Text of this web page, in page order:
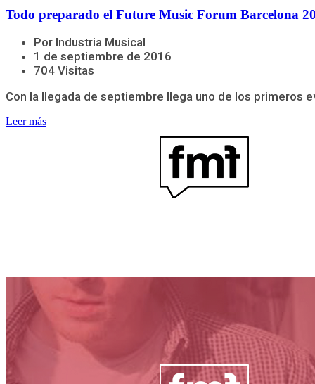
Todo preparado el Future Music Forum Barcelona
Por Industria Musical
1 de septiembre de 2016
704 Visitas
Con la llegada de septiembre llega uno de los primeros
Leer más